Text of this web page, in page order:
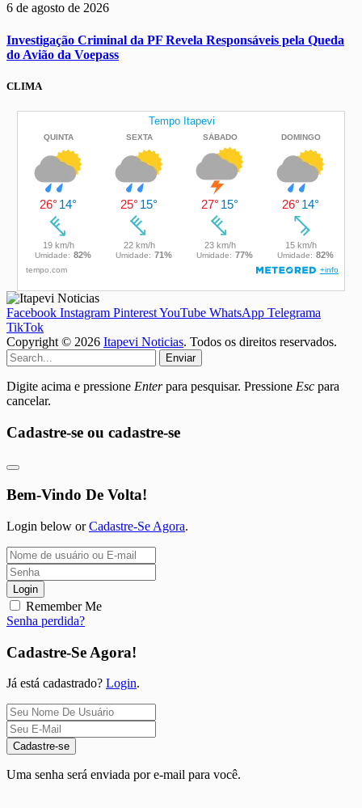
6 de agosto de 2026
Investigação Criminal da PF Revela Responsáveis pela Queda
do Avião da Voepass
CLIMA
Facebook Instagram PinterestYouTube WhatsApp Telegrama
TikTok
Copyright © 2026 Itapevi Noticias. Todos os direitos reservados.
Enviar
Digite acima e pressione Enterpara pesquisar. Pressione Esc para
cancelar.
Cadastre-se ou cadastre-se
Bem-Vindo De Volta!
Login below orCadastre-Se Agora.
Login
Remember Me
Senha perdida?
Cadastre-Se Agora!
Já está cadastrado? Login.
Cadastre-se
Uma senha será enviada por e-mail para você.